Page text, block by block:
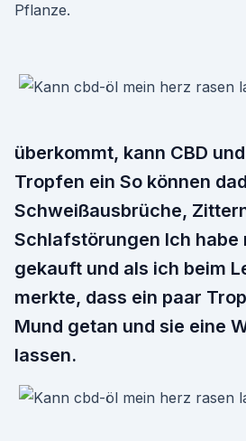
Pflanze.
überkommt, kann CBD
Tropfen ein So können
Schweißausbrüche,
Schlafstörungen Ich habe
gekauft und als ich beim
merkte, dass ein paar
Mund getan und sie eine
lassen.